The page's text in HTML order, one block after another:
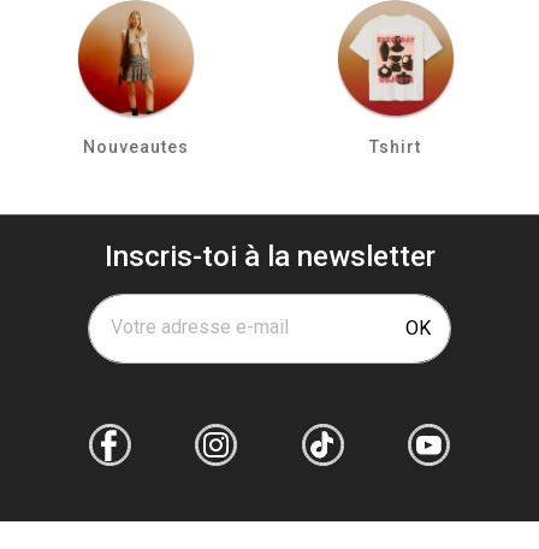
Nouveautes Tshirt
Inscris-toi à la newsletter
Votre adresse e-mail OK